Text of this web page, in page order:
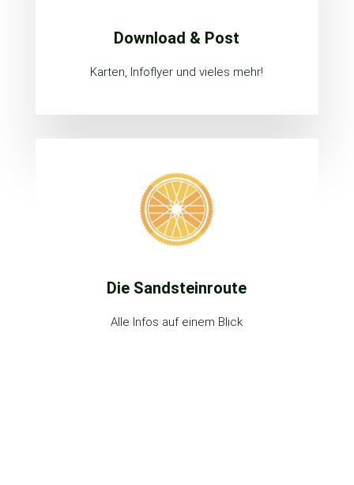
Download & Post
Karten, Infoflyer und vieles mehr!
Die Sandsteinroute
Alle Infos auf einem Blick